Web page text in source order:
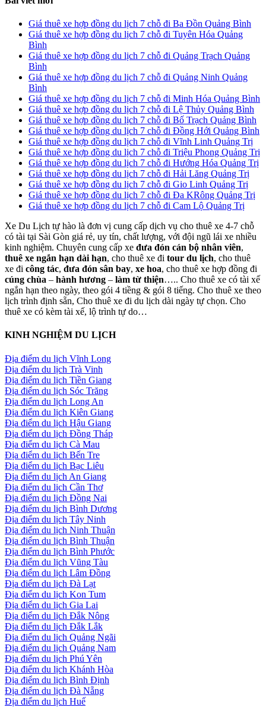
Giá thuê xe hợp đồng du lịch 7 chỗ đi Ba Đồn Quảng Bình
Giá thuê xe hợp đồng du lịch 7 chỗ đi Tuyên Hóa Quảng
Bình
Giá thuê xe hợp đồng du lịch 7 chỗ đi Quảng Trạch Quảng
Bình
Giá thuê xe hợp đồng du lịch 7 chỗ đi Quảng Ninh Quảng
Bình
Giá thuê xe hợp đồng du lịch 7 chỗ đi Minh Hóa Quảng Bình
Giá thuê xe hợp đồng du lịch 7 chỗ đi Lệ Thủy Quảng Bình
Giá thuê xe hợp đồng du lịch 7 chỗ đi Bố Trạch Quảng Bình
Giá thuê xe hợp đồng du lịch 7 chỗ đi Đồng Hới Quảng Bình
Giá thuê xe hợp đồng du lịch 7 chỗ đi Vĩnh Linh Quảng Trị
Giá thuê xe hợp đồng du lịch 7 chỗ đi Triệu Phong Quảng Trị
Giá thuê xe hợp đồng du lịch 7 chỗ đi Hướng Hóa Quảng Trị
Giá thuê xe hợp đồng du lịch 7 chỗ đi Hải Lăng Quảng Trị
Giá thuê xe hợp đồng du lịch 7 chỗ đi Gio Linh Quảng Trị
Giá thuê xe hợp đồng du lịch 7 chỗ đi Đa KRông Quảng Trị
Giá thuê xe hợp đồng du lịch 7 chỗ đi Cam Lộ Quảng Trị
Xe Du Lịch tự hào là đơn vị cung cấp dịch vụ cho thuê xe 4-7 chỗ
có tài tại Sài Gòn giá rẻ, uy tín, chất lượng, với đội ngũ lái xe nhiều
kinh nghiệm. Chuyên cung cấp xe đưa đón cán bộ nhân viên,
thuê xe ngắn hạn dài hạn, cho thuê xe đi tour du lịch, cho thuê
xe đi công tác, đưa đón sân bay, xe hoa, cho thuê xe hợp đồng đi
cúng chùa – hành hương – làm từ thiện….. Cho thuê xe có tài xế
ngắn hạn theo ngày, theo gói 4 tiềng & gói 8 tiếng. Cho thuê xe theo
lịch trình định sẵn, Cho thuê xe đi du lịch dài ngày tự chọn. Cho
thuê xe có kèm tài xế, lộ trình tự do…
KINH NGHIỆM DU LỊCH
Địa điểm du lịch Vĩnh Long
Địa điểm du lịch Trà Vinh
Địa điểm du lịch Tiền Giang
Địa điểm du lịch Sóc Trăng
Địa điểm du lịch Long An
Địa điểm du lịch Kiên Giang
Địa điểm du lịch Hậu Giang
Địa điểm du lịch Đồng Tháp
Địa điểm du lịch Cà Mau
Địa điểm du lịch Bến Tre
Địa điểm du lịch Bạc Liêu
Địa điểm du lịch An Giang
Địa điểm du lịch Cần Thơ
Địa điểm du lịch Đồng Nai
Địa điểm du lịch Bình Dương
Địa điểm du lịch Tây Ninh
Địa điểm du lịch Ninh Thuận
Địa điểm du lịch Bình Thuận
Địa điểm du lịch Bình Phước
Địa điểm du lịch Vũng Tàu
Địa điểm du lịch Lâm Đồng
Địa điểm du lịch Đà Lạt
Địa điểm du lịch Kon Tum
Địa điểm du lịch Gia Lai
Địa điểm du lịch Đắk Nông
Địa điểm du lịch Đắk Lắk
Địa điểm du lịch Quảng Ngãi
Địa điểm du lịch Quảng Nam
Địa điểm du lịch Phú Yên
Địa điểm du lịch Khánh Hòa
Địa điểm du lịch Bình Định
Địa điểm du lịch Đà Nẵng
Địa điểm du lịch Huế